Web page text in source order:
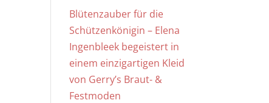
Blütenzauber für die
Schützenkönigin – Elena
Ingenbleek begeistert in
einem einzigartigen Kleid
von Gerry’s Braut- &
Festmoden